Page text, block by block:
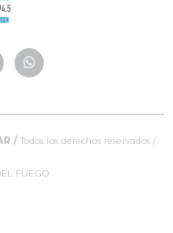
/Todos los derechos reservados /
FUEGO